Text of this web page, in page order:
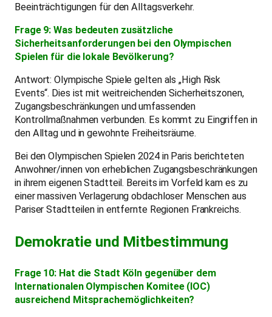
Beeinträchtigungen für den Alltagsverkehr.
Frage 9: Was bedeuten zusätzliche
Sicherheitsanforderungen bei den Olympischen
Spielen für die lokale Bevölkerung?
Antwort: Olympische Spiele gelten als „High Risk
Events“. Dies ist mit weitreichenden Sicherheitszonen,
Zugangsbeschränkungen und umfassenden
Kontrollmaßnahmen verbunden. Es kommt zu Eingriffen in
den Alltag und in gewohnte Freiheitsräume.
Bei den Olympischen Spielen 2024 in Paris berichteten
Anwohner/innen von erheblichen Zugangsbeschränkungen
in ihrem eigenen Stadtteil. Bereits im Vorfeld kam es zu
einer massiven Verlagerung obdachloser Menschen aus
Pariser Stadtteilen in entfernte Regionen Frankreichs.
Demokratie und Mitbestimmung
Frage 10: Hat die Stadt Köln gegenüber dem
Internationalen Olympischen Komitee (IOC)
ausreichend Mitsprachemöglichkeiten?